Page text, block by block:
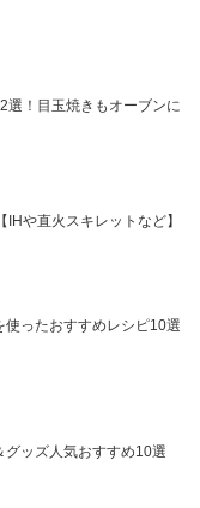
選！目玉焼きもオーブンに
や直火スキレットなど】
ったおすすめレシピ10選
グッズ人気おすすめ10選